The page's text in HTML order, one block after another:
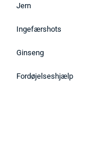
Jern
Ingefærshots
Ginseng
Fordøjelseshjælp